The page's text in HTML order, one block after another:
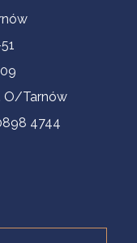
O/Tarnów
4744